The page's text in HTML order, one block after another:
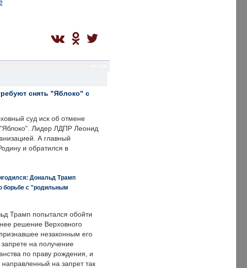
снять "Яблоко" с
суд иск об отмене
"Яблоко". Лидер ЛДПР Леонид
А главный
и обратился в
Дональд Трамп
борьбе с "родильным
Трамп попытался обойти
решение Верховного
незаконным его
запрете на получение
по праву рождения, и
на запрет так